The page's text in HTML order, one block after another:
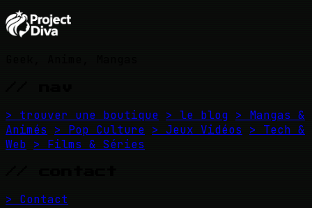
> trouver une boutique > le blog > Mangas &
Animés
> Pop Culture > Jeux Vidéos
> Tech &
Web > Films & Séries
> Contact